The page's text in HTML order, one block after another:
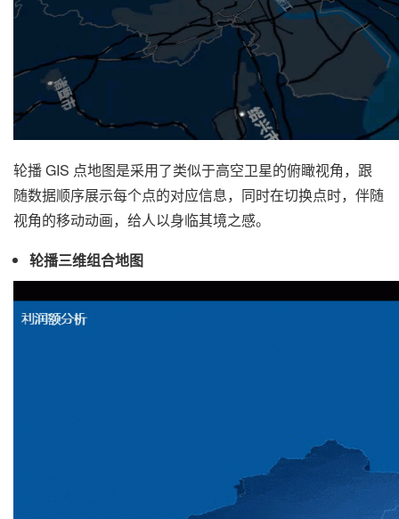
轮播 GIS 点地图是采用了类似于高空卫星的俯瞰视角，跟
随数据顺序展示每个点的对应信息，同时在切换点时，伴随
视角的移动动画，给人以身临其境之感。
轮播三维组合地图